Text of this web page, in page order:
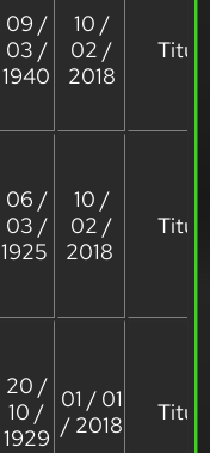
09 /
03 /
1940
10 /
02 /
2018
06 /
03 /
1925
10 /
02 /
2018
20 /
10 /
1929
01 / 01
/ 2018